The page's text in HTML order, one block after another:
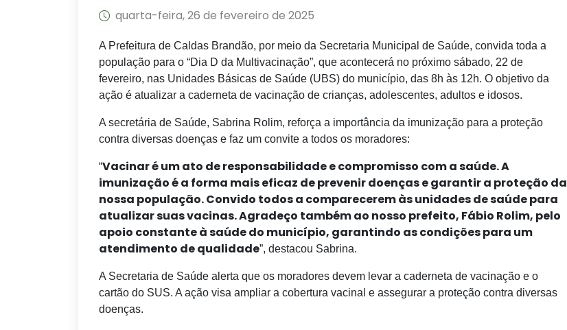
quarta-feira, 26 de fevereiro de 2025
A Prefeitura de Caldas Brandão, por meio da Secretaria Municipal de Saúde, convida toda a
população para o “Dia D da Multivacinação”, que acontecerá no próximo sábado, 22 de
fevereiro, nas Unidades Básicas de Saúde (UBS) do município, das 8h às 12h. O objetivo da
ação é atualizar a caderneta de vacinação de crianças, adolescentes, adultos e idosos.
A secretária de Saúde, Sabrina Rolim, reforça a importância da imunização para a proteção
contra diversas doenças e faz um convite a todos os moradores:
“Vacinar é um ato de responsabilidade e compromisso com a saúde. A
imunização é a forma mais eficaz de prevenir doenças e garantir a proteção da
nossa população. Convido todos a comparecerem às unidades de saúde para
atualizar suas vacinas. Agradeço também ao nosso prefeito, Fábio Rolim, pelo
apoio constante à saúde do município, garantindo as condições para um
atendimento de qualidade”, destacou Sabrina.
A Secretaria de Saúde alerta que os moradores devem levar a caderneta de vacinação e o
cartão do SUS. A ação visa ampliar a cobertura vacinal e assegurar a proteção contra diversas
doenças.